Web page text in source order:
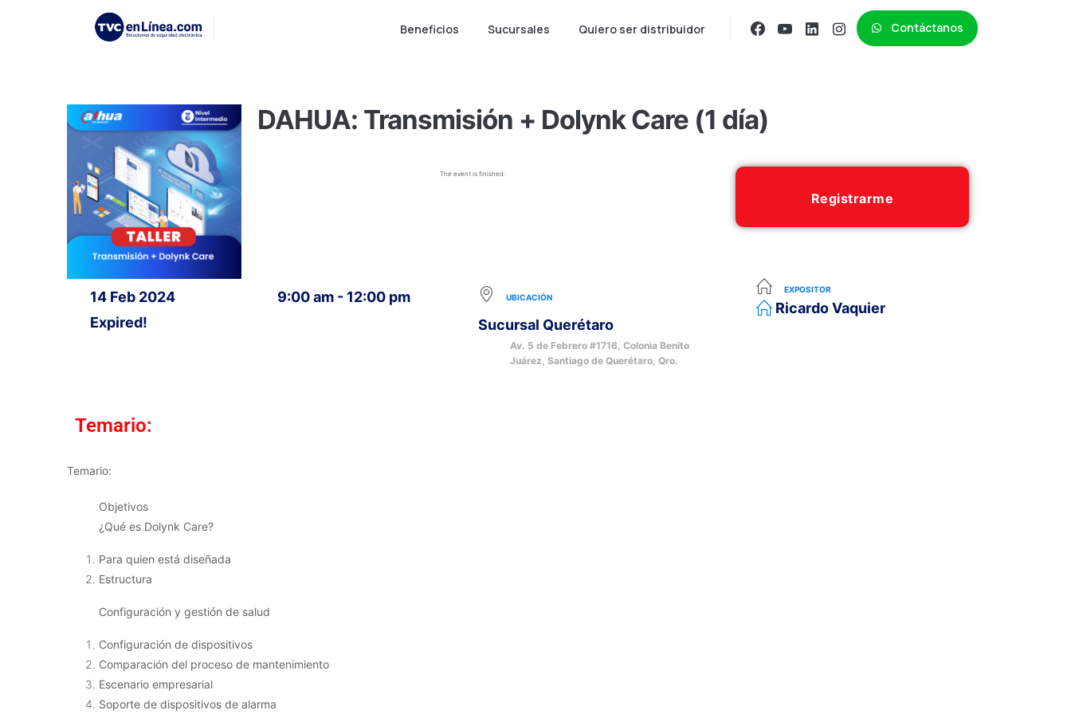
Beneficios Sucursales Quiero ser distribuidor Contáctanos
DAHUA: Transmisión + Dolynk Care (1 día)
The event is finished.
Registrarme
14 Feb 2024
Expired!
9:00 am - 12:00 pm UBICACIÓN
Sucursal Querétaro
Av. 5 de Febrero #1716, Colonia Benito
Juárez, Santiago de Querétaro, Qro.
EXPOSITOR
Ricardo Vaquier
Temario:
Temario:
Objetivos
¿Qué es Dolynk Care?
Para quien está diseñada
Estructura
Configuración y gestión de salud
Configuración de dispositivos
Comparación del proceso de mantenimiento
Escenario empresarial
Soporte de dispositivos de alarma